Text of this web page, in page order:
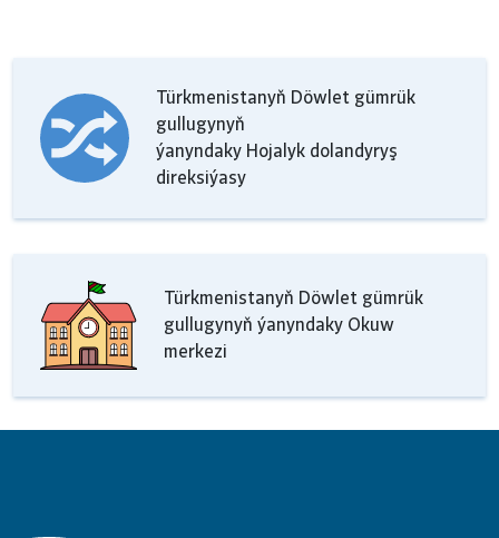
Türkmenistanyň Döwlet gümrük
gullugynyň
ýanyndaky Hojalyk dolandyryş
direksiýasy
Türkmenistanyň Döwlet gümrük
gullugynyň ýanyndaky Okuw
merkezi